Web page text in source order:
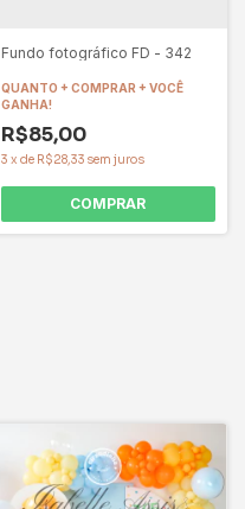
Fundo fotográfico FD - 342
QUANTO + COMPRAR + VOCÊ
GANHA!
R$85,00
3 x de R$28,33 sem juros
COMPRAR